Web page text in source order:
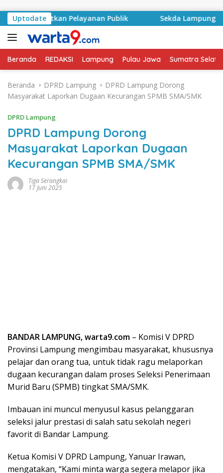
Uptodate
Tingkatkan Pelayanan Publik Sekda Lampung
Beranda REDAKSI Lampung Pulau Jawa Sumatra
Beranda DPRD Lampung
DPRD Lampung Dorong
Masyarakat Laporkan Dugaan Kecurangan SPMB SMA/SMK
DPRD Lampung
DPRD Lampung Dorong
Masyarakat Laporkan Dugaan
Kecurangan SPMB SMA/SMK
Tiga Serangkai
17 Juni 2025
BANDAR LAMPUNG, warta9.com – Komisi V DPRD
Provinsi Lampung mengimbau masyarakat, khususnya
pelajar dan orang tua, untuk tidak ragu melaporkan
dugaan kecurangan dalam proses Seleksi Penerimaan
Murid Baru (SPMB) tingkat SMA/SMK.
Imbauan ini muncul menyusul kasus pelanggaran
seleksi jalur prestasi di salah satu sekolah negeri
favorit di Bandar Lampung.
Ketua Komisi V DPRD Lampung, Yanuar Irawan,
mengatakan, “Kami minta warga segera melapor jika